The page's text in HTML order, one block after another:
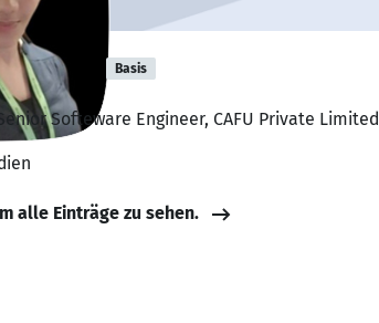
Basis
Softeware Engineer, CAFU Private Limited
alle Einträge zu sehen.